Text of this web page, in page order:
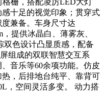
栅，搭配凌厉LED大灯
十足的视觉印象；贯穿式
兼备。车身尺寸达
，提供冰晶白、薄雾灰、
双色设计凸显质感，配备
组成的双联智慧交互系
音乐等60余项功能。仿皮
，后排地台纯平、靠背可
，空间灵活多变。 动力搭